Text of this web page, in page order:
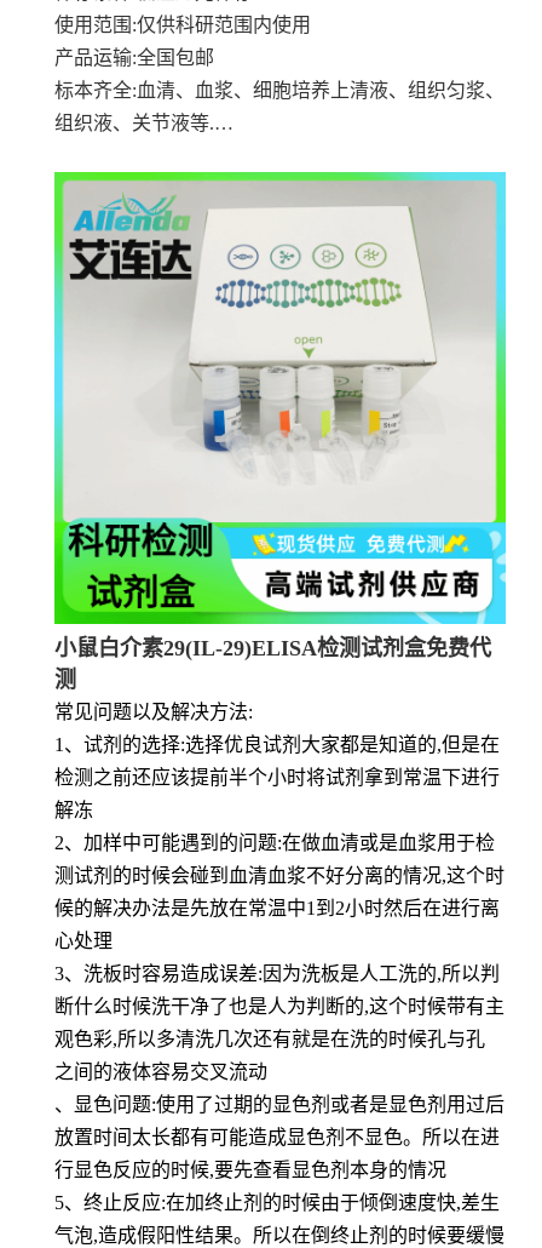
使用范围 :仅供科研范围内使用
产品运输:全国包邮
标本齐全:血清、血浆、细胞培养上清液、组织匀浆、
组织液、关节液等.…
小鼠白介素29(IL-29)ELISA检测试剂盒免费代
测
常见问题以及解决方法:
1、试剂的选择:选择优良试剂大家都是知道的,但是在
检测之前还应该提前半个小时将试剂拿到常温下进行
解冻
2、加样中可能遇到的问题:在做血清或是血浆用于检
测试剂的时候会碰到血清血浆不好分离的情况,这个时
候的解决办法是先放在常温中1到2小时然后在进行离
心处理
3、洗板时容易造成误差:因为洗板是人工洗的,所以判
断什么时候洗干净了也是人为判断的,这个时候带有主
观色彩,所以多清洗几次还有就是在洗的时候孔与孔
之间的液体容易交叉流动
、显色问题:使用了过期的显色剂或者是显色剂用过后
放置时间太长都有可能造成显色剂不显色。所以在进
行显色反应的时候,要先查看显色剂本身的情况
5、终止反应:在加终止剂的时候由于倾倒速度快,差生
气泡,造成假阳性结果。所以在倒终止剂的时候要缓慢